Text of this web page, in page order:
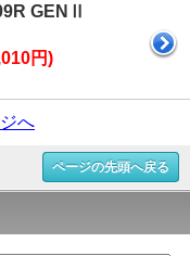
GENⅡ
円)
へ
ページの先頭へ戻る